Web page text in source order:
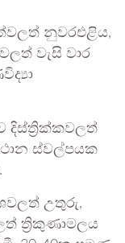
නුවරඑළිය,
වැසි වාර
දිස්ත්‍රික්කවලත්
ස්වල්පයක
උතුරු,
ත්‍රිකුණාමලය